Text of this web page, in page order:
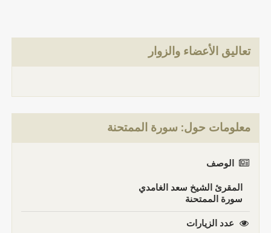
تعاليق الأعضاء والزوار
معلومات حول: سورة الممتحنة
الوصف
المقرئ الشيخ سعد الغامدي
سورة الممتحنة
عدد الزيارات